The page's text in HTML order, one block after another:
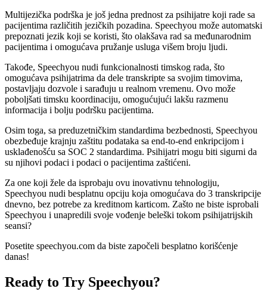
Multijezička podrška je još jedna prednost za psihijatre koji rade sa
pacijentima različitih jezičkih pozadina. Speechyou može automatski
prepoznati jezik koji se koristi, što olakšava rad sa međunarodnim
pacijentima i omogućava pružanje usluga višem broju ljudi.
Takođe, Speechyou nudi funkcionalnosti timskog rada, što
omogućava psihijatrima da dele transkripte sa svojim timovima,
postavljaju dozvole i sarađuju u realnom vremenu. Ovo može
poboljšati timsku koordinaciju, omogućujući lakšu razmenu
informacija i bolju podršku pacijentima.
Osim toga, sa preduzetničkim standardima bezbednosti, Speechyou
obezbeđuje krajnju zaštitu podataka sa end-to-end enkripcijom i
usklađenošću sa SOC 2 standardima. Psihijatri mogu biti sigurni da
su njihovi podaci i podaci o pacijentima zaštićeni.
Za one koji žele da isprobaju ovu inovativnu tehnologiju,
Speechyou nudi besplatnu opciju koja omogućava do 3 transkripcije
dnevno, bez potrebe za kreditnom karticom. Zašto ne biste isprobali
Speechyou i unapredili svoje vođenje beleški tokom psihijatrijskih
seansi?
Posetite speechyou.com da biste započeli besplatno korišćenje
danas!
Ready to Try Speechyou?